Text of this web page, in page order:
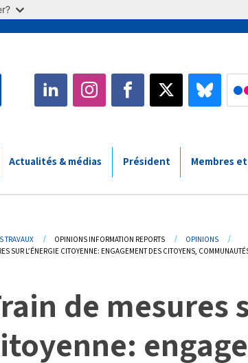
Actualités & médias Président Membres
TRAVAUX OPINIONS INFORMATION REPORTS
OPINIONS
SUR L’ÉNERGIE CITOYENNE: ENGAGEMENT DES CITOYENS,
de mesures